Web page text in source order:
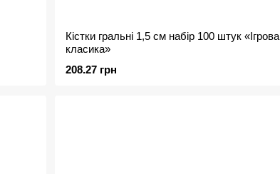
Кістки гральні 1,5 см набір 100 штук «Ігрова
класика»
208.27 грн